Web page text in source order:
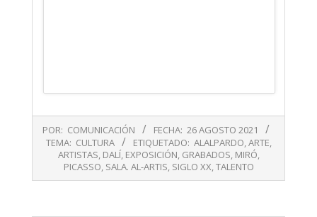
08-
POR: COMUNICACIÓN FECHA: 26 AGOSTO 2021
TEMA: CULTURA ETIQUETADO: ALALPARDO,ARTE,
ARTISTAS, DALÍ, EXPOSICIÓN, GRABADOS, MIRÓ,
PICASSO, SALA. AL-ARTIS, SIGLO XX,TALENTO